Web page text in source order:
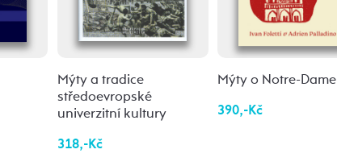
Mýty a tradice
středoevropské
univerzitní kultury
318,-Kč
Mýty o Notre-Dame
390,-Kč